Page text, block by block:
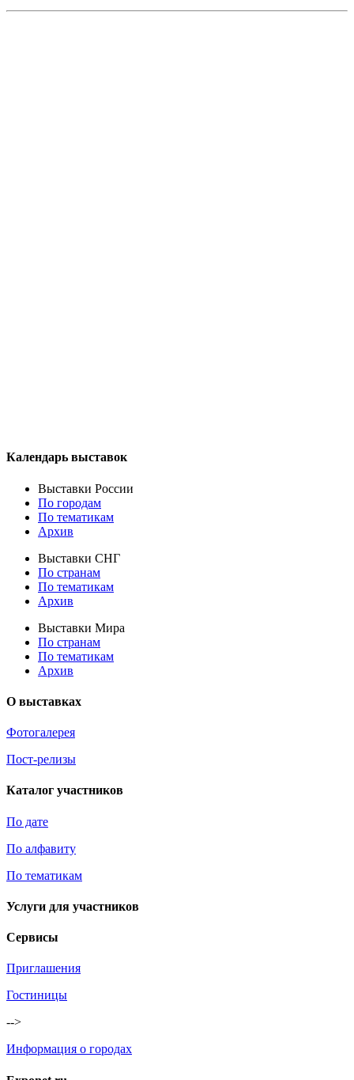
Календарь выставок
Выставки России
По городам
По тематикам
Архив
Выставки СНГ
По странам
По тематикам
Архив
Выставки Мира
По странам
По тематикам
Архив
О выставках
Фотогалерея
Пост-релизы
Каталог участников
По дате
По алфавиту
По тематикам
Услуги для участников
Сервисы
Приглашения
Гостиницы
-->
Информация о городах